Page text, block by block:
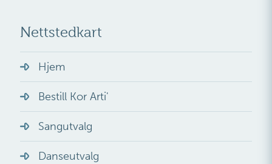
Nettstedkart
Hjem
Bestill Kor Arti'
Sangutvalg
Danseutvalg